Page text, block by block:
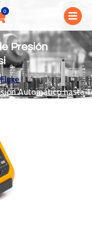
Presión
Fluke
Automático hasta